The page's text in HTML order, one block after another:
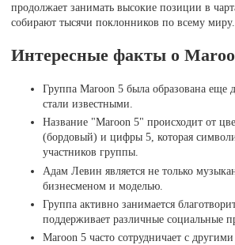
продолжает занимать высокие позиции в
собирают тысячи поклонников по всему миру.
Интересные факты о
Группа Maroon 5 была образована еще
стали известными.
Название "Maroon 5" происходит от
(бордовый) и цифры 5, которая
участников группы.
Aдам Левин является не только
бизнесменом и моделью.
Группа активно занимается
поддерживает различные социальные
Maroon 5 часто сотрудничает с